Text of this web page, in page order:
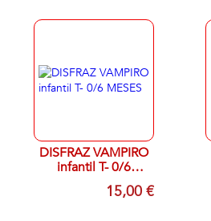
DISFRAZ VAMPIRO
infantil T- 0/6
MESES15,00 €